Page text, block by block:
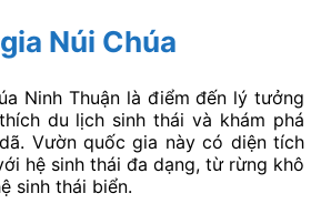
Núi Chúa
Ninh Thuận là điểm đến lý tưởng
du lịch sinh thái và khám phá
Vườn quốc gia này có diện tích
hệ sinh thái đa dạng, từ rừng khô
sinh thái biển.